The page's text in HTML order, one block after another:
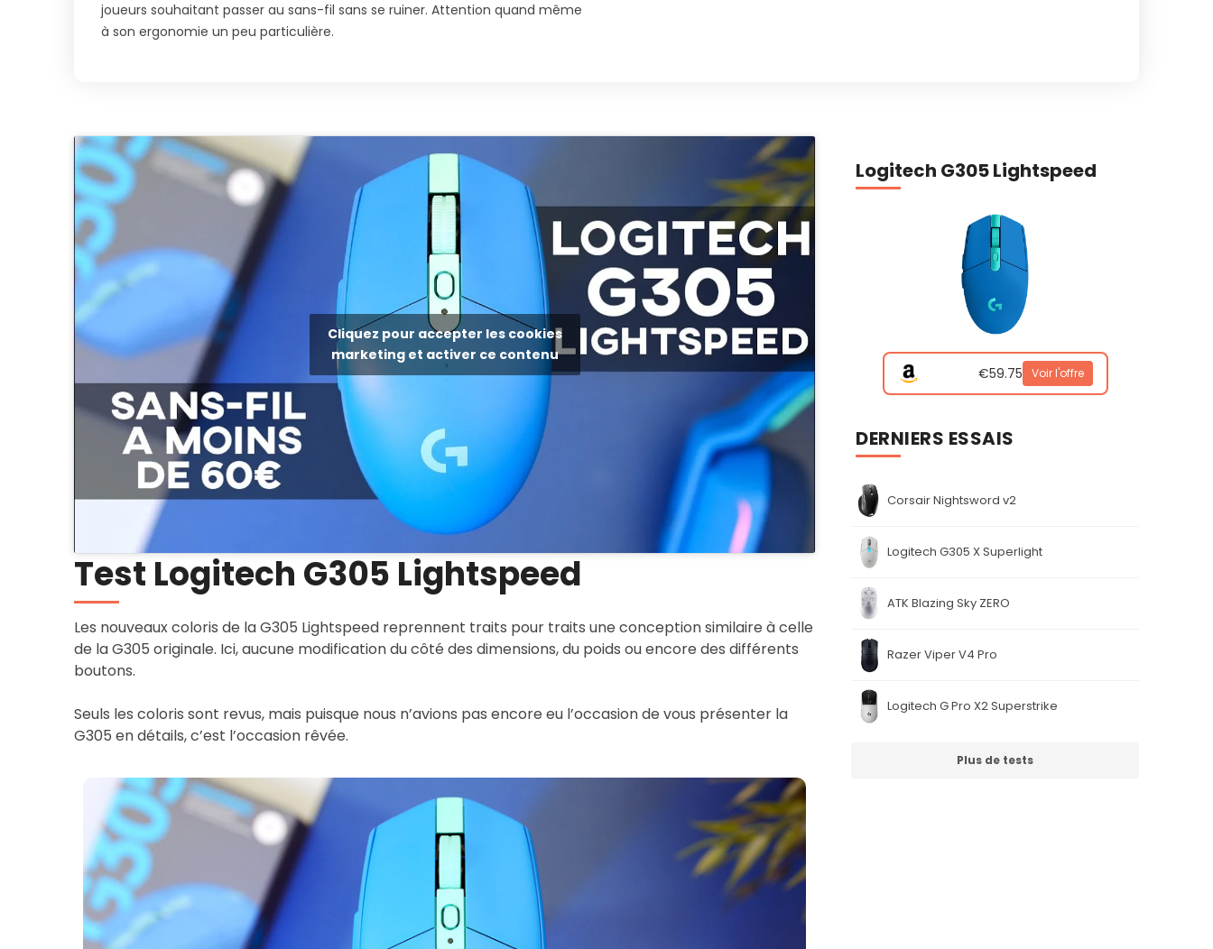
joueurs souhaitant passer au sans-fil sans se ruiner. Attention quand même
à son ergonomie un peu particulière.
Cliquez pour accepter les cookies
marketing et activer ce contenu
Test Logitech G305 Lightspeed
Les nouveaux coloris de la G305 Lightspeed reprennent traits pour traits une conception similaire à celle
de la G305 originale. Ici, aucune modification du côté des dimensions, du poids ou encore des différents
boutons.
Seuls les coloris sont revus, mais puisque nous n’avions pas encore eu l’occasion de vous présenter la
G305 en détails, c’est l’occasion rêvée.
Logitech G305 Lightspeed
€59.75 Voir l'offre
DERNIERS ESSAIS
Corsair Nightsword v2
Logitech G305 X Superlight
ATK Blazing Sky ZERO
Razer Viper V4 Pro
Logitech G Pro X2 Superstrike
Plus de tests